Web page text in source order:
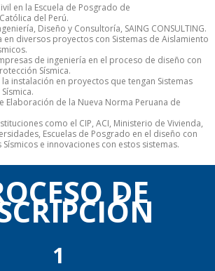
en la Escuela de Posgrado de
del Perú.
Diseño y Consultoría, SAING CONSULTING.
en diversos proyectos con Sistemas de Aislamiento
de ingeniería en el proceso de diseño con
Sísmica.
instalación en proyectos que tengan Sistemas
Elaboración de la Nueva Norma Peruana de
como el CIP, ACI, Ministerio de Vivienda,
Escuelas de Posgrado en el diseño con
e innovaciones con estos sistemas.
DE
1